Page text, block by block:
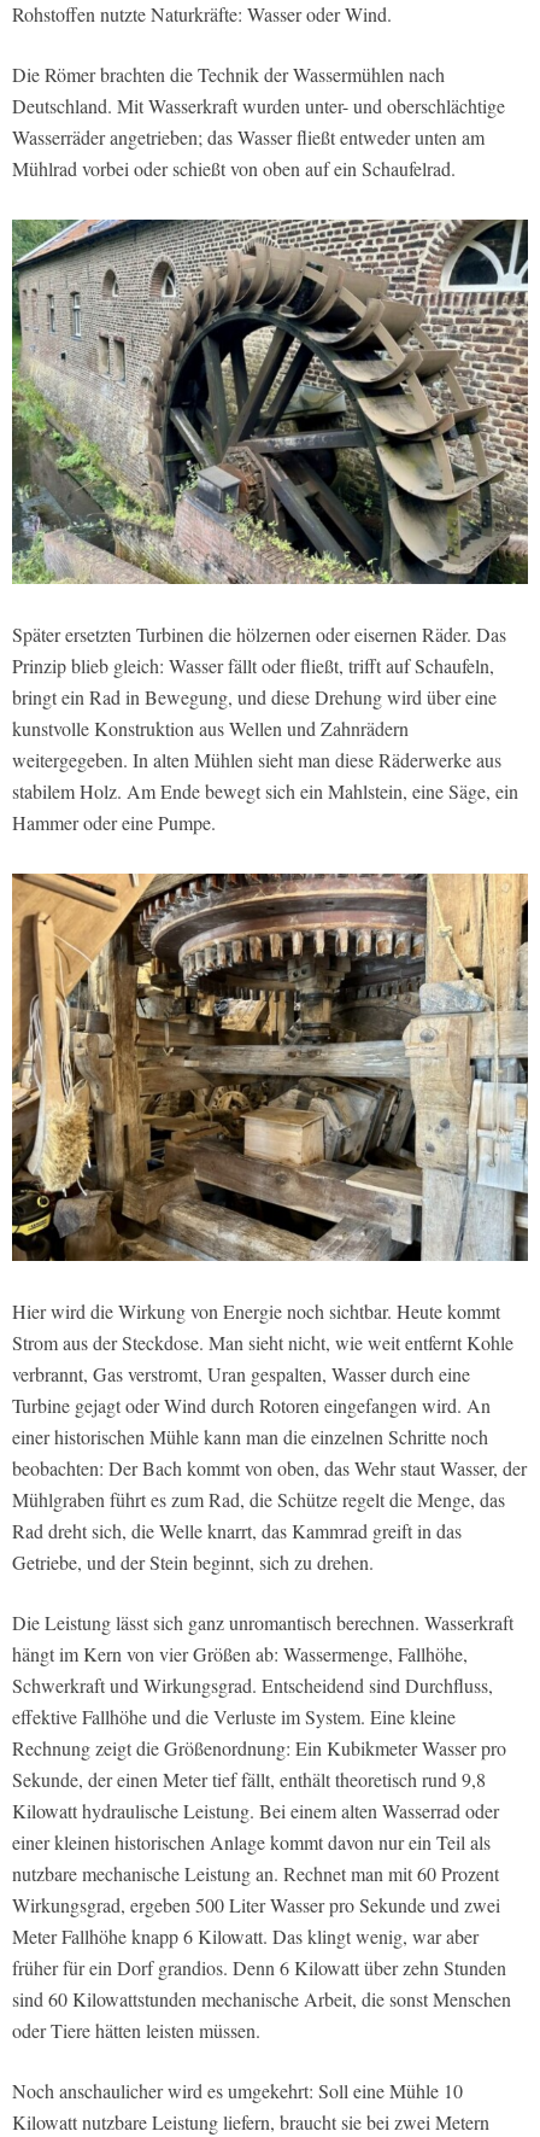
Rohstoffen nutzte Naturkräfte: Wasser oder Wind.
Die Römer brachten die Technik der Wassermühlen nach
Deutschland. Mit Wasserkraft wurden unter- und oberschlächtige
Wasserräder angetrieben; das Wasser fließt entweder unten am
Mühlrad vorbei oder schießt von oben auf ein Schaufelrad.
Später ersetzten Turbinen die hölzernen oder eisernen Räder. Das
Prinzip blieb gleich: Wasser fällt oder fließt, trifft auf Schaufeln,
bringt ein Rad in Bewegung, und diese Drehung wird über eine
kunstvolle Konstruktion aus Wellen und Zahnrädern
weitergegeben. In alten Mühlen sieht man diese Räderwerke aus
stabilem Holz. Am Ende bewegt sich ein Mahlstein, eine Säge, ein
Hammer oder eine Pumpe.
Hier wird die Wirkung von Energie noch sichtbar. Heute kommt
Strom aus der Steckdose. Man sieht nicht, wie weit entfernt Kohle
verbrannt, Gas verstromt, Uran gespalten, Wasser durch eine
Turbine gejagt oder Wind durch Rotoren eingefangen wird. An
einer historischen Mühle kann man die einzelnen Schritte noch
beobachten: Der Bach kommt von oben, das Wehr staut Wasser, der
Mühlgraben führt es zum Rad, die Schütze regelt die Menge, das
Rad dreht sich, die Welle knarrt, das Kammrad greift in das
Getriebe, und der Stein beginnt, sich zu drehen.
Die Leistung lässt sich ganz unromantisch berechnen. Wasserkraft
hängt im Kern von vier Größen ab: Wassermenge, Fallhöhe,
Schwerkraft und Wirkungsgrad. Entscheidend sind Durchfluss,
effektive Fallhöhe und die Verluste im System. Eine kleine
Rechnung zeigt die Größenordnung: Ein Kubikmeter Wasser pro
Sekunde, der einen Meter tief fällt, enthält theoretisch rund 9,8
Kilowatt hydraulische Leistung. Bei einem alten Wasserrad oder
einer kleinen historischen Anlage kommt davon nur ein Teil als
nutzbare mechanische Leistung an. Rechnet man mit 60 Prozent
Wirkungsgrad, ergeben 500 Liter Wasser pro Sekunde und zwei
Meter Fallhöhe knapp 6 Kilowatt. Das klingt wenig, war aber
früher für ein Dorf grandios. Denn 6 Kilowatt über zehn Stunden
sind 60 Kilowattstunden mechanische Arbeit, die sonst Menschen
oder Tiere hätten leisten müssen.
Noch anschaulicher wird es umgekehrt: Soll eine Mühle 10
Kilowatt nutzbare Leistung liefern, braucht sie bei zwei Metern